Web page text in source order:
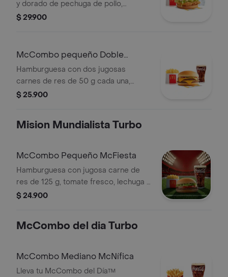
a elección y helado cremoso de
vainilla con galleta Oreo™ triturada y
y dorado de pechuga de pollo,
mayonesa cremosa y lechuga fresca,
pequeña a elección.
$ 29.900
McCombo pequeño Doble
Hamburguesa con Queso
Hamburguesa con dos jugosas
carnes de res de 50 g cada una,
doble queso cheddar cremoso,
Acompañada de papas fritas
elección.
$ 25.900
Mision Mundialista Turbo
McCombo Pequeño McFiesta
Hamburguesa con jugosa carne de
res de 125 g, tomate fresco, lechuga y
salsa de tomate, en pan suave sin
elección.
$ 24.900
McCombo del dia Turbo
McCombo Mediano McNífica
Lleva tu McCombo del Día™